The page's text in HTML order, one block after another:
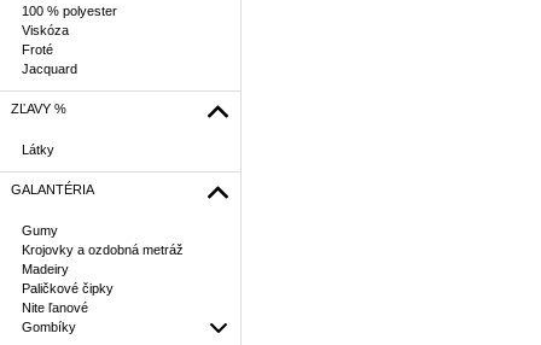
100 % polyester
Viskóza
Froté
Jacquard
ZĽAVY %
Látky
GALANTÉRIA
Gumy
Krojovky a ozdobná metráž
Madeiry
Paličkové čipky
Nite ľanové
Gombíky